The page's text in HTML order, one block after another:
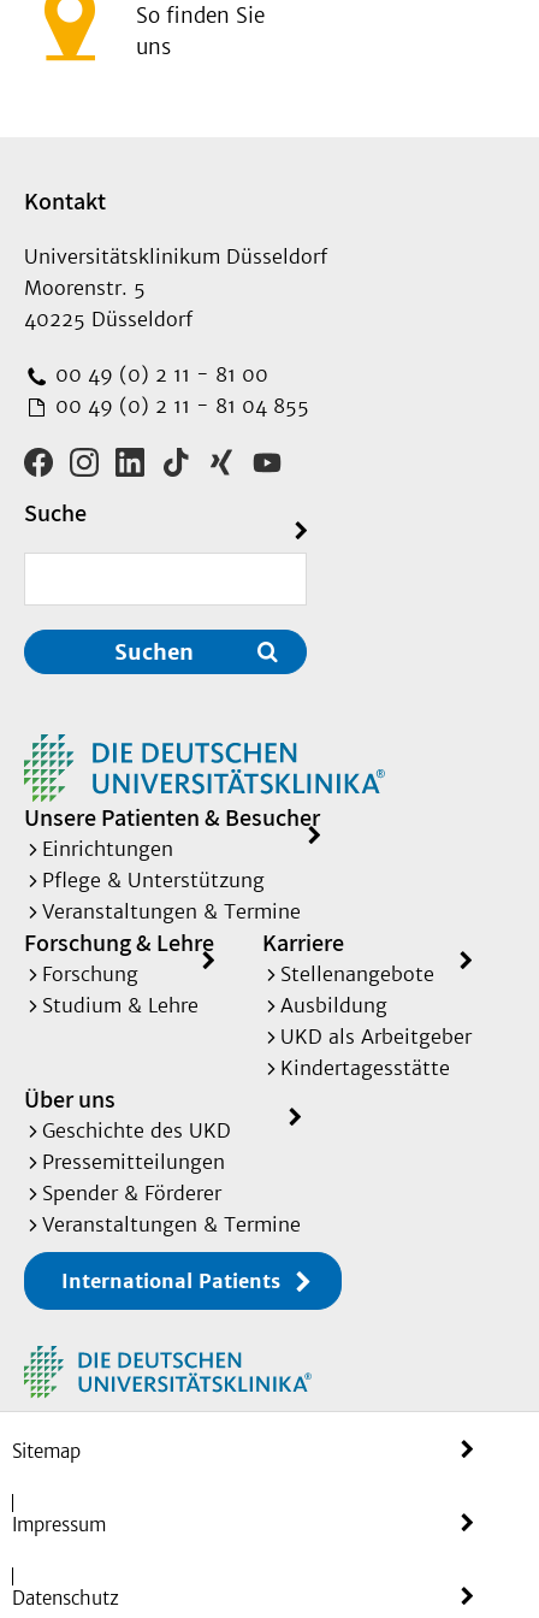
So finden Sie
uns
Kontakt
Universitätsklinikum Düsseldorf
Moorenstr. 5
40225 Düsseldorf
00 49 (0) 2 11 - 81 00
00 49 (0) 2 11 - 81 04 855
Suche
Suchen
Unsere Patienten & Besucher
Einrichtungen
Pflege & Unterstützung
Veranstaltungen & Termine
Forschung & Lehre
Forschung
Studium & Lehre
Karriere
Stellenangebote
Ausbildung
UKD als Arbeitgeber
Kindertagesstätte
Über uns
Geschichte des UKD
Pressemitteilungen
Spender & Förderer
Veranstaltungen & Termine
International Patients
Sitemap
Impressum
Datenschutz